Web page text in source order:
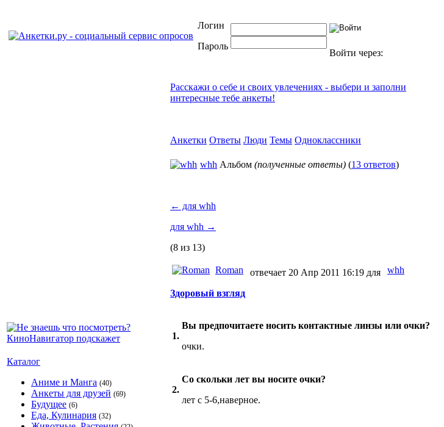
Логин
Пароль
Войти через:
Каталог
Аниме и Манга (40)
Анкеты для друзей (69)
Будущее (6)
Еда, Кулинария (32)
Расскажи о себе и своих увлечениях - выбери и заполни
интересные тебе анкеты!
Анкетки Ответы Люди Темы Одноклассники
whh Альбом (полученные ответы) (13 ответов)
← для whh
для whh →
(8 из 13)
Roman отвечает 20 Апр 2011 16:19 для whh
Здоровый взгляд
1.
Вы предпочитаете носить контактные линзы или очки?
очки.
2.
Со скольки лет вы носите очки?
лет с 5-6,наверное.